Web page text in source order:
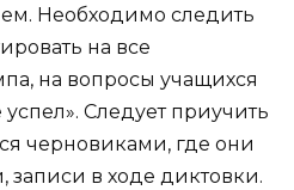
Необходимо следить
на все
на вопросы учащихся
успел». Следует приучить
черновиками, где они
записи в ходе диктовки.